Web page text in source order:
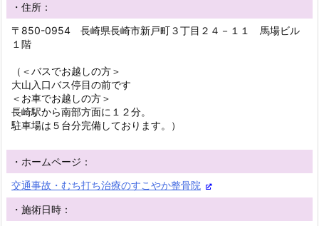
・住所：
〒850-0954 長崎県長崎市新戸町３丁目２４－１１ 馬場ビル
１階
（＜バスでお越しの方＞
大山入口バス停目の前です
＜お車でお越しの方＞
長崎駅から南部方面に１２分。
駐車場は５台分完備しております。）
・ホームページ：
交通事故・むち打ち治療のすこやか整骨院
・施術日時：